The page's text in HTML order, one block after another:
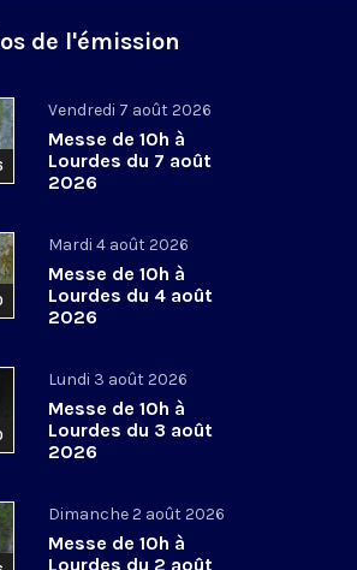
de l'émission
Vendredi 7 août 2026
Messe de 10h à
Lourdes du 7 août
2026
Mardi 4 août 2026
Messe de 10h à
Lourdes du 4 août
2026
Lundi 3 août 2026
Messe de 10h à
Lourdes du 3 août
2026
Dimanche 2 août 2026
Messe de 10h à
Lourdes du 2 août